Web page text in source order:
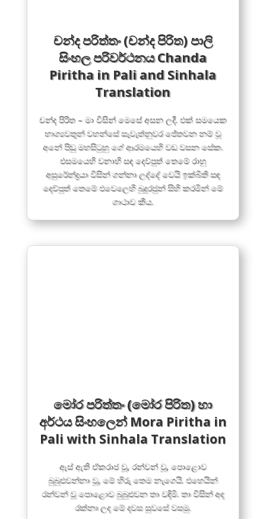
චන්ද පරිත්තං (චන්ද පිරිත) පාලි
සිංහල පරිවර්ථනය Chanda
Piritha in Pali and Sinhala
Translation
චන්ද පිරිත – මා විසින් මෙසේ අසන ලදී. එක් සමයෙක
භාග්‍යවතුන් වහන්සේ සැවැත්නුවර ජේතවන නම් වූ
අනේ පිඬු මහසිටුහු ගේ ආරමයෙහි වඩ වසන සේක.
එසමයෙහි වනාහි සඳ දෙව්පුත් තෙමේ රාහු
අසුරේන්ද්‍රයා විසින් ගන්නා ලද්දේ වෙයි ඉක්බිති සඳ
දෙව්පුත් තෙමේ එවෙලෙහි බුදුරජුන් සිහි කරමින් මේ
ගාථාව කීය.
මෝර පරිත්තං (මෝර පිරිත) හා
අර්ථය සිංහලෙන් Mora Piritha in
Pali with Sinhala Translation
ඇස් ඇති ඒකරාජ වූ, රන්වන් වූ, පොළොව
බුබුළුවන්නා වූ, මේ හිරු තෙම නැගෙයි. එහෙයින්
රන්වන් වූ පොළොව බුබුළුවන තා වඳිමි. තා විසින් අද
රක්නා ලද මේ දවස සුවසේ වසමු.